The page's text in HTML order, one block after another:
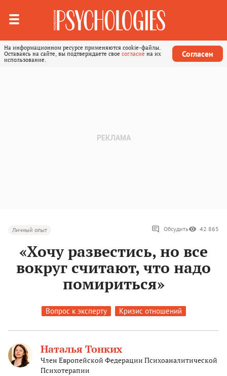
На информационном ресурсе применяются cookie-файлы.
Оставаясь на сайте, вы подтверждаете свое согласие на их
использование.
Согласен
Личный опыт Обсудить 42 865
«Хочу развестись, но все
вокруг считают, что надо
помириться»
Вопрос к эксперту Кризис отношений
Наталья Тонких
Член Европейской Федерации Психоаналитической
Психотерапии